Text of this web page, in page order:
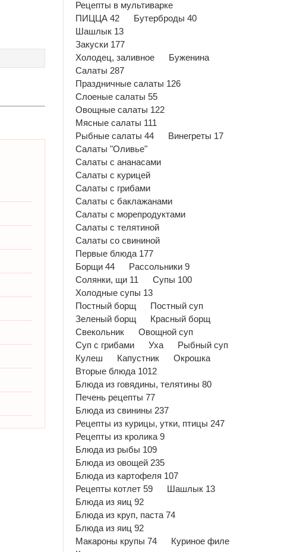
Рецепты в мультиварке
ПИЦЦА 42
Бутерброды 40
Шашлык 13
Закуски 177
Холодец, заливное
Буженина
Салаты 287
Праздничные салаты 126
Слоеные салаты 55
Овощные салаты 122
Мясные салаты 111
Рыбные салаты 44
Винегреты 17
Салаты "Оливье"
Салаты с ананасами
Салаты с курицей
Салаты с грибами
Салаты с баклажанами
Салаты с морепродуктами
Салаты с телятиной
Салаты со свининой
Первые блюда 177
Борщи 44
Рассольники 9
Солянки, щи 11
Супы 100
Холодные супы 13
Постный борщ
Постный суп
Зеленый борщ
Красный борщ
Свекольник
Овощной суп
Суп с грибами
Уха
Рыбный суп
Кулеш
Капустник
Окрошка
Вторые блюда 1012
Блюда из говядины, телятины 80
Печень рецепты 77
Блюда из свинины 237
Рецепты из курицы, утки, птицы 247
Рецепты из кролика 9
Блюда из рыбы 109
Блюда из овощей 235
Блюда из картофеля 107
Рецепты котлет 59
Шашлык 13
Блюда из яиц 92
Блюда из круп, паста 74
Блюда из яиц 92
Макароны крупы 74
Куриное филе